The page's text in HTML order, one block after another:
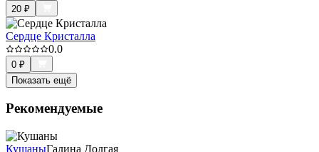
20 ₽
Сердце Кристалла
0.0
0 ₽
Показать ещё
Рекомендуемые
КушаныГалина Долгая